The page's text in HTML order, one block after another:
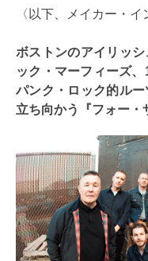
〈以下、メイカー・イ
ボストンのアイリッ
ック・マーフィーズ
パンク・ロック的ル
立ち向かう『フォー・